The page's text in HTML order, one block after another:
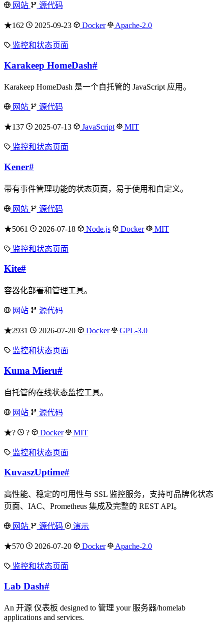
网站 源代码
★162 2025-09-23 Docker Apache-2.0
监控和状态页面
Karakeep HomeDash#
Karakeep HomeDash 是一个自托管的 JavaScript 应用。
网站 源代码
★137 2025-07-13 JavaScript MIT
监控和状态页面
Kener#
带有事件管理功能的状态页面，易于使用和自定义。
网站 源代码
★5061 2026-07-18 Node.js Docker MIT
监控和状态页面
Kite#
容器化部署和管理工具。
网站 源代码
★2931 2026-07-20 Docker GPL-3.0
监控和状态页面
Kuma Mieru#
自托管的在线状态监控工具。
网站 源代码
★? ? Docker MIT
监控和状态页面
KuvaszUptime#
高性能、稳定的可用性与 SSL 监控服务，支持可品牌化状态
页面、IAC、Prometheus 集成及完整的 REST API。
网站 源代码 演示
★570 2026-07-20 Docker Apache-2.0
监控和状态页面
Lab Dash#
An 开源 仪表板 designed to 管理 your 服务器/homelab
applications and services.